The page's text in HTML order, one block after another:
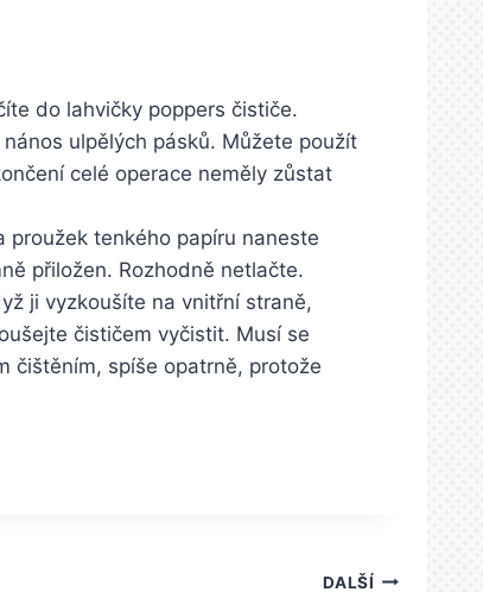
do lahvičky poppers čističe.
ulpělých pásků. Můžete použít
celé operace neměly zůstat
proužek tenkého papíru naneste
přiložen. Rozhodně netlačte.
ji vyzkoušíte na vnitřní straně,
čističem vyčistit. Musí se
čištěním, spíše opatrně, protože
DALŠÍ